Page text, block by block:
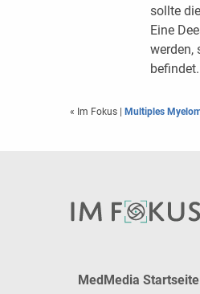
sollte
Eine
werden,
befindet.
« Im Fokus | Multiples
MedMedia Startseite